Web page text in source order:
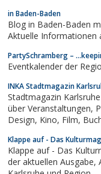
in Baden-Baden
Blog in Baden-Baden mit
Aktuelle Informationen
PartySchramberg –
Eventkalender der
INKA Stadtmagazin
Stadtmagazin
über Veranstaltungen, Popkultur, Clubkultur, Kunst, Kultur,
Design, Kino, Film, Buch und dem Stadtleben aus Karlsruhe und
Klappe auf - Das
Klappe auf - Das
der aktuellen Ausgabe, Archiv und Veranstaltungskalender für